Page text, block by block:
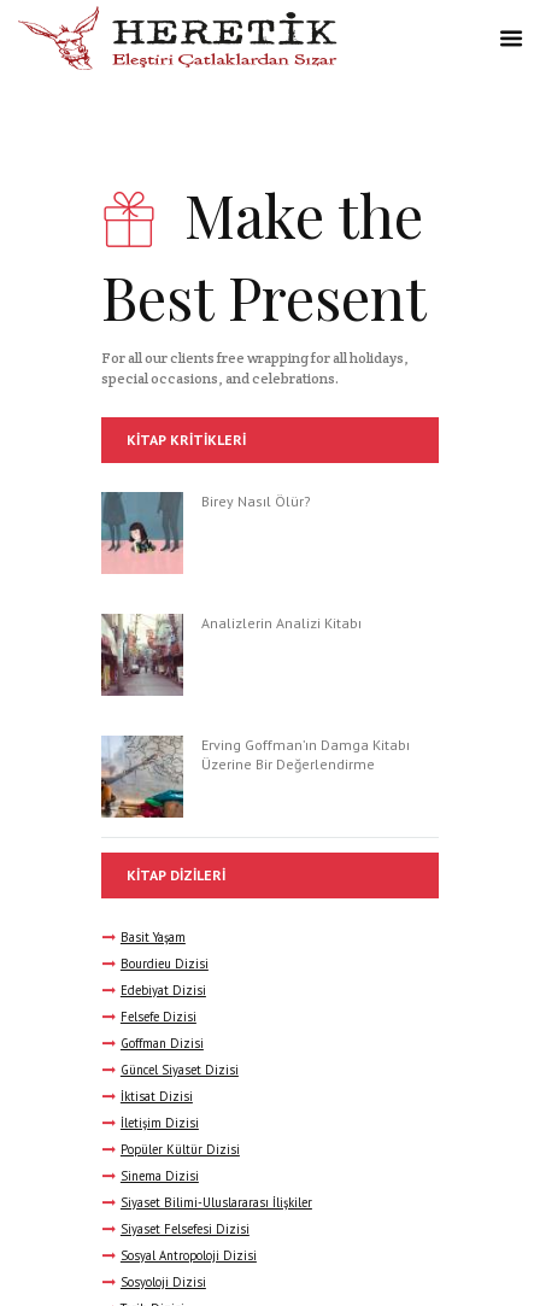
Make the
Best Present
For all our clients free wrapping for all holidays,
special occasions, and celebrations.
KITAP KRITIKLERI
Birey Nasıl Ölür?
Analizlerin Analizi Kitabı
Erving Goffman’ın Damga Kitabı
Üzerine Bir Değerlendirme
KITAP DIZILERI
Basit Yaşam
Bourdieu Dizisi
Edebiyat Dizisi
Felsefe Dizisi
Goffman Dizisi
Güncel Siyaset Dizisi
İktisat Dizisi
İletişim Dizisi
Popüler Kültür Dizisi
Sinema Dizisi
Siyaset Bilimi-Uluslararası İlişkiler
Siyaset Felsefesi Dizisi
Sosyal Antropoloji Dizisi
Sosyoloji Dizisi